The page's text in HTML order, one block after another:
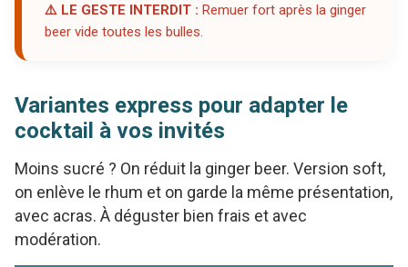
⚠️ LE GESTE INTERDIT : Remuer fort après la ginger
beer vide toutes les bulles.
Variantes express pour adapter le
cocktail à vos invités
Moins sucré ? On réduit la ginger beer. Version soft,
on enlève le rhum et on garde la même présentation,
avec acras. À déguster bien frais et avec
modération.